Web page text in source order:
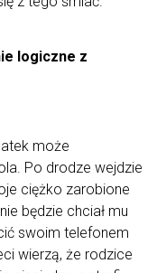
logiczne z
może
Po drodze wejdzie
ciężko zarobione
będzie chciał mu
swoim telefonem
wierzą, że rodzice